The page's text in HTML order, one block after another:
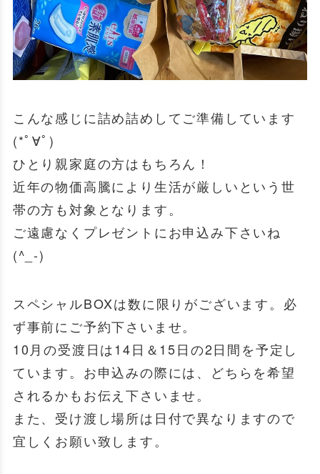
こんな感じに詰め詰めしてご準備しています
(*ﾟ∀ﾟ)
ひとり親家庭の方はもちろん！
近年の物価高騰により生活が厳しいという世
帯の方も対象となります。
ご遠慮なくプレゼントにお申込み下さいね
(^_-)
スペシャルBOXは数に限りがございます。必
ず事前にご予約下さいませ。
10月の受渡日は14日＆15日の2日間を予定し
ています。お申込みの際には、どちらを希望
されるかもお伝え下さいませ。
また、受け渡し場所は日付で異なりますので
宜しくお願い致します。